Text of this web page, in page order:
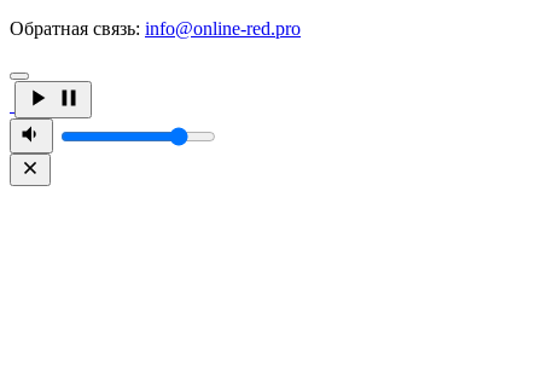
Обратная связь: info@online-red.pro